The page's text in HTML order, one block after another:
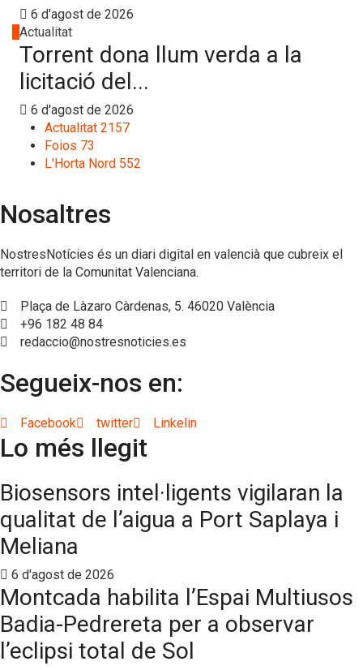
6 d'agost de 2026
Actualitat
Torrent dona llum verda a la
licitació del...
6 d'agost de 2026
Actualitat 2157
Foios 73
L'Horta Nord 552
Nosaltres
NostresNotícies és un diari digital en valencià que cubreix el
territori de la Comunitat Valenciana.
Plaça de Làzaro Càrdenas, 5. 46020 València
+96 182 48 84
redaccio@nostresnoticies.es
Segueix-nos en:
Facebook twitter Linkelin
Lo més llegit
Biosensors intel·ligents vigilaran la
qualitat de l’aigua a Port Saplaya i
Meliana
6 d'agost de 2026
Montcada habilita l’Espai Multiusos
Badia-Pedrereta per a observar
l’eclipsi total de Sol